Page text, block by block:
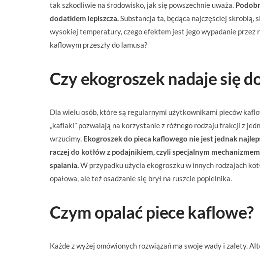
tak szkodliwie na środowisko, jak się powszechnie uważa.
dodatkiem lepiszcza.Substancja ta, będąca najczęściej skrobią,
wysokiej temperatury, czego efektem jest jego wypadanie przez
kaflowym przeszły do lamusa?
Czy ekogroszek nadaje się
Dla wielu osób, które są regularnymi użytkownikami pieców
„kaflaki” pozwalają na korzystanie z różnego rodzaju frakcji z
wrzucimy. Ekogroszek do pieca kaflowego nie jest jednak
raczej do kotłów z podajnikiem, czyli specjalnym
spalania.W przypadku użycia ekogroszku w innych rodzajach
opałowa, ale też osadzanie się brył na ruszcie popielnika.
Czym opalać piece kaflowe?
Każde z wyżej omówionych rozwiązań ma swoje wady i zalety.